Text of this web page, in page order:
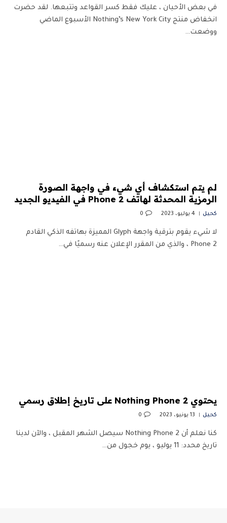
في بعض الأحيان ، عليك فقط كسر القواعد وتتبعها. لقد حضرت
انخفاض منتج Nothing’s New York City الأسبوع الماضي
ووضعت…
لم يتم استكشاف أي شيء في واجهة الصورة
الرمزية المحدثة لهاتف Phone 2 في الفيديو الجديد
كحيل 4 يوليو، 2023 0
لا شيء يقوم بترقية واجهة Glyph المميزة بهاتفه الذكي القادم
Phone 2 ، والذي من المقرر الإعلان عنه رسميًا في…
يحتوي Nothing Phone 2 على تاريخ إطلاق رسمي
كحيل 13 يونيو، 2023 0
كنا نعلم أن Nothing Phone 2 سيصل الشهر المقبل ، والآن لدينا
تاريخ محدد: 11 يوليو ، يوم خجول من…